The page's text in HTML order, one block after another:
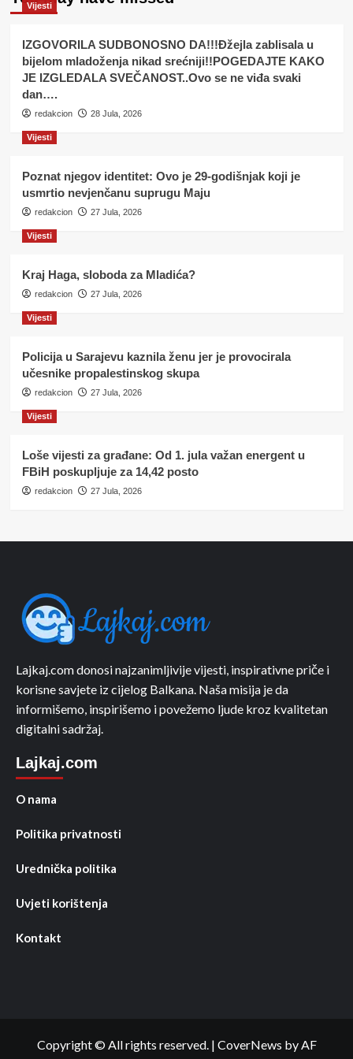
Vijesti
IZGOVORILA SUDBONOSNO DA!!!Đžejla zablisala u
bijelom mladoženja nikad srećniji!!POGEDAJTE KAKO
JE IZGLEDALA SVEČANOST..Ovo se ne viđa svaki
dan….
redakcion 28 Jula, 2026
Vijesti
Poznat njegov identitet: Ovo je 29-godišnjak koji je
usmrtio nevjenčanu suprugu Maju
redakcion 27 Jula, 2026
Vijesti
Kraj Haga, sloboda za Mladića?
redakcion 27 Jula, 2026
Vijesti
Policija u Sarajevu kaznila ženu jer je provocirala
učesnike propalestinskog skupa
redakcion 27 Jula, 2026
Vijesti
Loše vijesti za građane: Od 1. jula važan energent u
FBiH poskupljuje za 14,42 posto
redakcion 27 Jula, 2026
Lajkaj.com donosi najzanimljivije vijesti, inspirativne priče i
korisne savjete iz cijelog Balkana. Naša misija je da
informišemo, inspirišemo i povežemo ljude kroz kvalitetan
digitalni sadržaj.
Lajkaj.com
O nama
Politika privatnosti
Urednička politika
Uvjeti korištenja
Kontakt
Copyright © All rights reserved. | CoverNews by AF